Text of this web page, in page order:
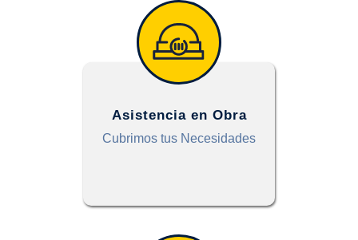
Asistencia en Obra
Cubrimos tus Necesidades